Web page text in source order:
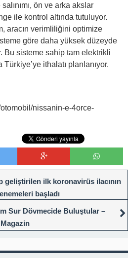
ön ve arka akslar
ile kontrol altında tutuluyor.
aracın verimliliğini optimize
göre daha yüksek düzeyde
Bu sisteme sahip tam elektrikli
Türkiye’ye ithalatı planlanıyor.
nissanin-e-4orce-
geliştirilen ilk koronavirüs ilacının
başladı
Sur Dövmecide Buluştular –
Magazin